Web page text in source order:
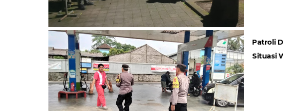
Patroli
Situasi